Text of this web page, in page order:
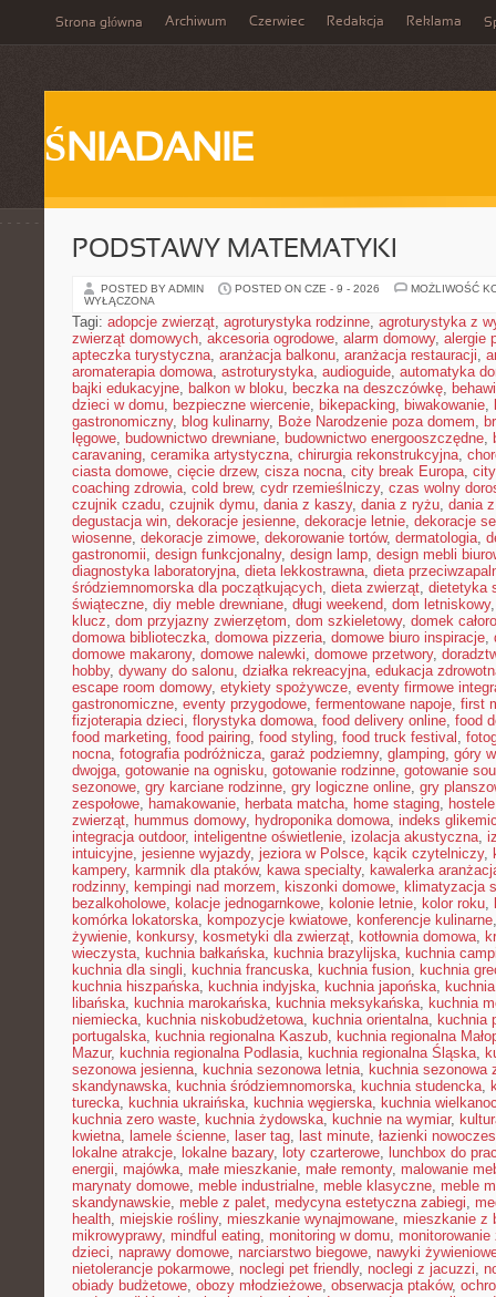
Strona główna Archiwum Czerwiec Redakcja Reklama
ŚNIADANIE
PODSTAWY MATEMATYKI
POSTED BY ADMIN POSTED ON CZE - 9 - 2026
MOŻLIWOŚĆ
WYŁĄCZONA
Tagi: adopcje zwierząt, agroturystyka rodzinne, agroturystyka z
zwierząt domowych, akcesoria ogrodowe, alarm domowy, alergie
apteczka turystyczna, aranżacja balkonu, aranżacja restauracji,
aromaterapia domowa, astroturystyka, audioguide, automatyka
bajki edukacyjne, balkon w bloku, beczka na deszczówkę,
dzieci w domu, bezpieczne wiercenie, bikepacking, biwakowanie,
gastronomiczny, blog kulinarny, Boże Narodzenie poza domem,
lęgowe, budownictwo drewniane, budownictwo energooszczędne,
caravaning, ceramika artystyczna, chirurgia rekonstrukcyjna,
ciasta domowe, cięcie drzew, cisza nocna, city break Europa,
coaching zdrowia, cold brew, cydr rzemieślniczy, czas wolny
czujnik czadu, czujnik dymu, dania z kaszy, dania z ryżu, dania
degustacja win, dekoracje jesienne, dekoracje letnie, dekoracje
wiosenne, dekoracje zimowe, dekorowanie tortów, dermatologia,
gastronomii, design funkcjonalny, design lamp, design mebli
diagnostyka laboratoryjna, dieta lekkostrawna, dieta
śródziemnomorska dla początkujących, dieta zwierząt, dietetyka
świąteczne, diy meble drewniane, długi weekend, dom letniskowy
klucz, dom przyjazny zwierzętom, dom szkieletowy, domek
domowa biblioteczka, domowa pizzeria, domowe biuro inspiracje,
domowe makarony, domowe nalewki, domowe przetwory,
hobby, dywany do salonu, działka rekreacyjna, edukacja
escape room domowy, etykiety spożywcze, eventy firmowe
gastronomiczne, eventy przygodowe, fermentowane napoje, first
fizjoterapia dzieci, florystyka domowa, food delivery online, food
food marketing, food pairing, food styling, food truck festival ,
nocna, fotografia podróżnicza, garaż podziemny, glamping, góry
dwojga, gotowanie na ognisku, gotowanie rodzinne, gotowanie
sezonowe, gry karciane rodzinne, gry logiczne online, gry
zespołowe, hamakowanie, herbata matcha, home staging,
zwierząt, hummus domowy, hydroponika domowa, indeks
integracja outdoor, inteligentne oświetlenie, izolacja akustyczna,
intuicyjne, jesienne wyjazdy, jeziora w Polsce, kącik czytelniczy,
kampery, karmnik dla ptaków, kawa specialty, kawalerka
rodzinny, kempingi nad morzem, kiszonki domowe, klimatyzacja
bezalkoholowe, kolacje jednogarnkowe, kolonie letnie, kolor roku,
komórka lokatorska, kompozycje kwiatowe, konferencje kulinarne
żywienie, konkursy, kosmetyki dla zwierząt, kotłownia domowa,
wieczysta, kuchnia bałkańska, kuchnia brazylijska, kuchnia
kuchnia dla singli, kuchnia francuska, kuchnia fusion, kuchnia
kuchnia hiszpańska, kuchnia indyjska, kuchnia japońska,
libańska, kuchnia marokańska, kuchnia meksykańska, kuchnia
niemiecka, kuchnia niskobudżetowa, kuchnia orientalna, kuchnia
portugalska, kuchnia regionalna Kaszub, kuchnia regionalna
Mazur, kuchnia regionalna Podlasia, kuchnia regionalna Śląska,
sezonowa jesienna, kuchnia sezonowa letnia, kuchnia sezonowa
skandynawska, kuchnia śródziemnomorska, kuchnia studencka,
turecka, kuchnia ukraińska, kuchnia węgierska, kuchnia
kuchnia zero waste, kuchnia żydowska, kuchnie na wymiar,
kwietna, lamele ścienne, laser tag, last minute, łazienki
lokalne atrakcje, lokalne bazary, loty czarterowe, lunchbox do
energii, majówka, małe mieszkanie, małe remonty, malowanie
marynaty domowe, meble industrialne, meble klasyczne, meble
skandynawskie, meble z palet, medycyna estetyczna zabiegi,
health, miejskie rośliny, mieszkanie wynajmowane, mieszkanie z
mikrowyprawy, mindful eating, monitoring w domu, monitorowanie
dzieci, naprawy domowe, narciarstwo biegowe, nawyki
nietolerancje pokarmowe, noclegi pet friendly, noclegi z jacuzzi,
obiady budżetowe, obozy młodzieżowe, obserwacja ptaków,